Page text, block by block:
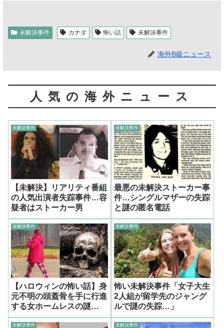
未解決事件 カナダ 怖い話 未解決事件
海外B級ニュース
人気の海外ニュース
未解決事件
【未解決】リアリティ番組
の人気出演者失踪事件…容
疑者はストーカー男
未解決事件
最悪の未解決ストーカー事
件…シングルマザーの失踪
と謎の匿名電話
未解決事件
【ハロウィンの怖い話】身
元不明の頭蓋骨を手に行進
する女ホームレスの謎…
未解決事件
怖い未解決事件「女子大生
2人組が留学先のジャング
ルで謎の失踪…」
未解決事件 未解決事件